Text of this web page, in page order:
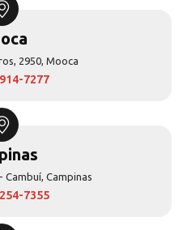
2950, Mooca
7277
Cambuí, Campinas
7355